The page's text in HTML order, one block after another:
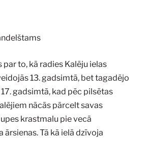
to, kā radies Kalēju ielas
13. gadsimtā, bet tagadējo
gadsimtā, kad pēc pilsētas
nācās pārcelt savas
krastmalu pie vecā
Tā kā ielā dzīvoja